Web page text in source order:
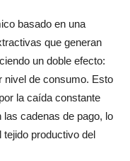
basado en una
que generan
un doble efecto:
nivel de consumo. Esto
la caída constante
cadenas de pago, lo
productivo del